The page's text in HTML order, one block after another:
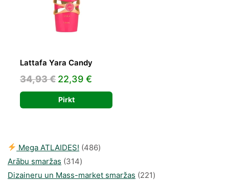
Lattafa Yara Candy
34,93€ Original
price
was:
22,39 €
price
is:
Pirkt
Mega ATLAIDES! 486486
Arābu smaržas 314314
produkti
Dizaineru un Mass-market smaržas 221221